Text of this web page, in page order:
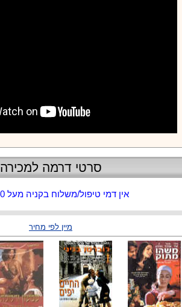
סרטי דרמה למכירה
אין דמי טיפול/משלוח בקניה מעל 350 ש"ח
מיין לפי מחיר